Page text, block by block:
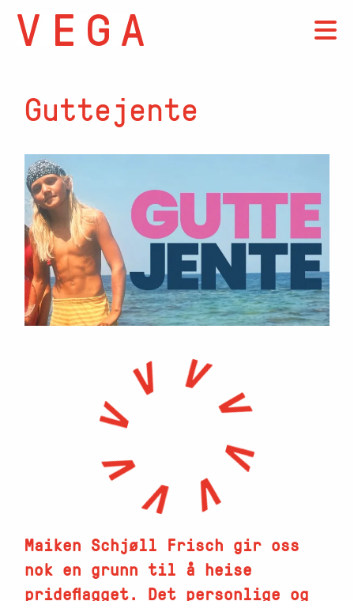
Guttejente
Maiken Schjøll Frisch gir oss
nok en grunn til å heise
prideflagget. Det personlige og